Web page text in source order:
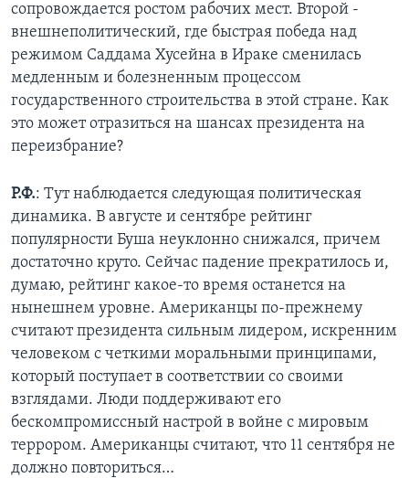
сопровождается ростом рабочих мест. Второй -
внешнеполитический, где быстрая победа над
режимом Саддама Хусейна в Ираке сменилась
медленным и болезненным процессом
государственного строительства в этой стране. Как
это может отразиться на шансах президента на
переизбрание?
Р.Ф.: Тут наблюдается следующая политическая
динамика. В августе и сентябре рейтинг
популярности Буша неуклонно снижался, причем
достаточно круто. Сейчас падение прекратилось и,
думаю, рейтинг какое-то время останется на
нынешнем уровне. Американцы по-прежнему
считают президента сильным лидером, искренним
человеком с четкими моральными принципами,
который поступает в соответствии со своими
взглядами. Люди поддерживают его
бескомпромиссный настрой в войне с мировым
террором. Американцы считают, что 11 сентября не
должно повториться…